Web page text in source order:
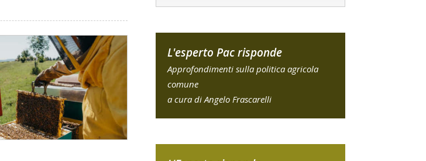
L'esperto Pac risponde
Approfondimenti sulla politica agricola
comune
a cura di Angelo Frascarelli